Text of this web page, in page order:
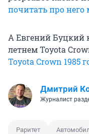
почитать про него
А Евгений Буцкий
летнем Toyota
Toyota Crown 1985
Дмитрий
Журналист
Раритет